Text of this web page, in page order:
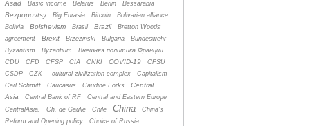
Asad Basic income Belarus Berlin Bessarabia
Bezpopovtsy Big Eurasia Bitcoin
Bolivarian alliance
Bolivia
Bolshevism Brasil Brazil
Bretton Woods
agreement
Brexit Brzezinski Bulgaria
Bundeswehr
Byzantism
Byzantium
Bнешняя политика Франции
CDU
CFD CFSP CIA CNKI COVID-19
CPSU
CSDP
CZК — cultural-zivilization complex
Capitalism
Carl Schmitt
Caucasus Caudine Forks
Central
Asia
Central Bank of RF
Central and Eastern Europe
CentralAsia.
Ch. de Gaulle Chile China
China's
Reform and Opening policy
Choice of Russia